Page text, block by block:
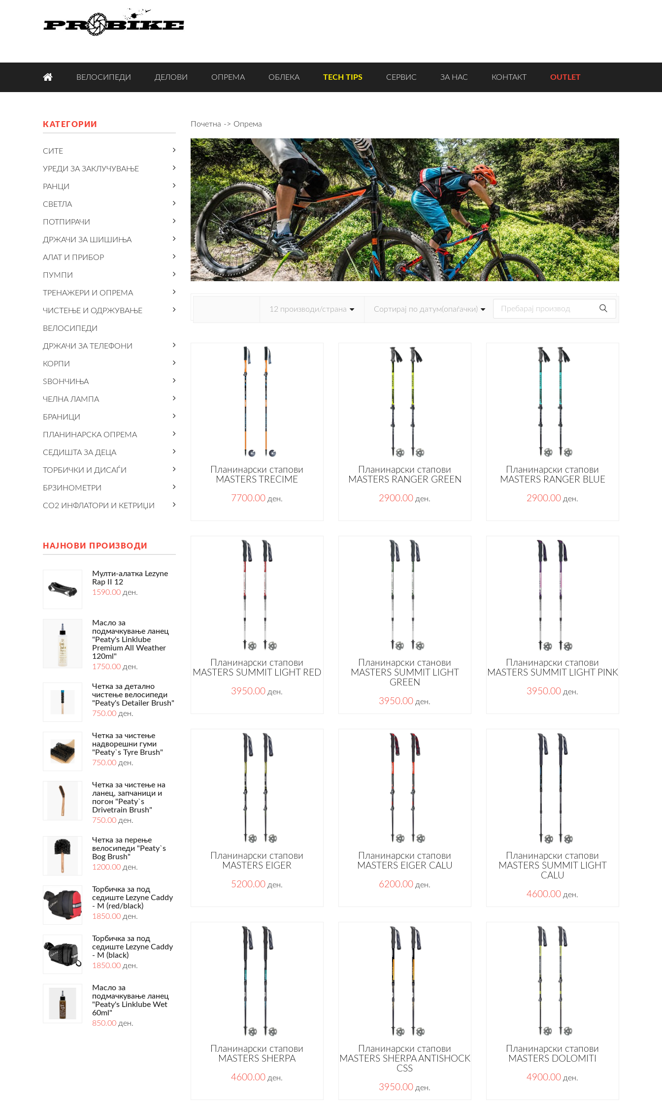
ВЕЛОСИПЕДИ ДЕЛОВИ ОПРЕМА ОБЛЕКА TECH TIPS СЕРВИС ЗА НАС КОНТАКТ OUTLET
КАТЕГОРИИ
СИТЕ
УРЕДИ ЗА ЗАКЛУЧУВАЊЕ
РАНЦИ
СВЕТЛА
ПОТПИРАЧИ
ДРЖАЧИ ЗА ШИШИЊА
АЛАТ И ПРИБОР
ПУМПИ
ТРЕНАЖЕРИ И ОПРЕМА
ЧИСТЕЊЕ И ОДРЖУВАЊЕ
ВЕЛОСИПЕДИ
ДРЖАЧИ ЗА ТЕЛЕФОНИ
КОРПИ
ЅВОНЧИЊА
ЧЕЛНА ЛАМПА
БРАНИЦИ
ПЛАНИНАРСКА ОПРЕМА
СЕДИШТА ЗА ДЕЦА
ТОРБИЧКИ И ДИСАЃИ
БРЗИНОМЕТРИ
CO2 ИНФЛАТОРИ И КЕТРИЏИ
НАЈНОВИ ПРОИЗВОДИ
Мулти-алатка Lezyne
Rap II 12
1590.00 ден.
Масло за
подмачкување ланец
"Peaty's Linklube
Premium All Weather
120ml"
1750.00 ден.
Четка за детално
чистење велосипеди
"Peaty's Detailer Brush"
750.00 ден.
Четка за чистење
надворешни гуми
"Peaty`s Tyre Brush"
750.00 ден.
Четка за чистење на
ланец, запчаници и
погон "Peaty`s
Drivetrain Brush"
750.00 ден.
Четка за перење
велосипеди "Peaty`s
Bog Brush"
1200.00 ден.
Торбичка за под
седиште Lezyne Caddy
- M (red/black)
1850.00 ден.
Торбичка за под
седиште Lezyne Caddy
- M (black)
1850.00 ден.
Масло за
подмачкување ланец
"Peaty's Linklube Wet
60ml"
850.00 ден.
Почетна Опрема
Планинарски стапови
MASTERS TRECIME
7700.00 ден.
Планинарски стапови
MASTERS RANGER GREEN
2900.00 ден.
Планинарски стапови
MASTERS RANGER BLUE
2900.00 ден.
Планинарски стапови
MASTERS SUMMIT LIGHT RED
3950.00 ден.
Планинарски станови
MASTERS SUMMIT LIGHT
GREEN
3950.00 ден.
Планинарски стапови
MASTERS SUMMIT LIGHT PINK
3950.00 ден.
Планинарски стапови
MASTERS EIGER
5200.00 ден.
Планинарски стапови
MASTERS EIGER CALU
6200.00 ден.
Планинарски стапови
MASTERS SUMMIT LIGHT
CALU
4600.00 ден.
Планинарски стапови
MASTERS SHERPA
4600.00 ден.
Планинарски стапови
MASTERS SHERPA ANTISHOCK
CSS
3950.00 ден.
Планинарски стапови
MASTERS DOLOMITI
4900.00 ден.